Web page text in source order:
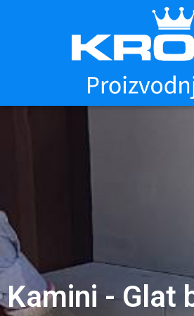
Kamini - Glat